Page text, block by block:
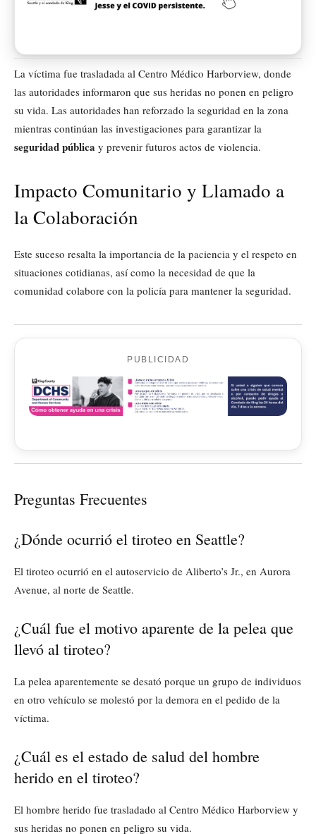
La víctima fue trasladada al Centro Médico Harborview, donde
las autoridades informaron que sus heridas no ponen en peligro
su vida. Las autoridades han reforzado la seguridad en la zona
mientras continúan las investigaciones para garantizar la
seguridad pública y prevenir futuros actos de violencia.
Impacto Comunitario y Llamado a
la Colaboración
Este suceso resalta la importancia de la paciencia y el respeto en
situaciones cotidianas, así como la necesidad de que la
comunidad colabore con la policía para mantener la seguridad.
PUBLICIDAD
Preguntas Frecuentes
¿Dónde ocurrió el tiroteo en Seattle?
El tiroteo ocurrió en el autoservicio de Aliberto’s Jr., en Aurora
Avenue, al norte de Seattle.
¿Cuál fue el motivo aparente de la pelea que
llevó al tiroteo?
La pelea aparentemente se desató porque un grupo de individuos
en otro vehículo se molestó por la demora en el pedido de la
víctima.
¿Cuál es el estado de salud del hombre
herido en el tiroteo?
El hombre herido fue trasladado al Centro Médico Harborview y
sus heridas no ponen en peligro su vida.